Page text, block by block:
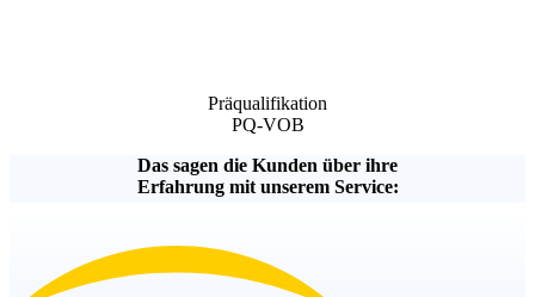
Präqualifikation
PQ-VOB
Das sagen die Kunden über ihre
Erfahrung mit unserem Service: